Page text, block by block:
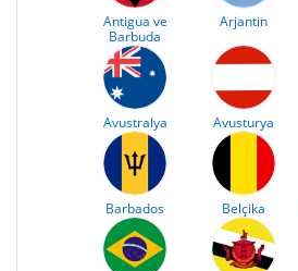
Antigua ve
Barbuda
Arjantin
Avustralya Avusturya
Barbados Belçika